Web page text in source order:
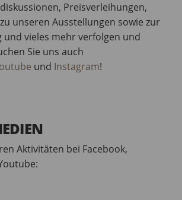
Preisverleihungen,
unseren Ausstellungen sowie zur
und vieles mehr verfolgen und
Sie uns auch
und Instagram!
Aktivitäten bei Facebook,